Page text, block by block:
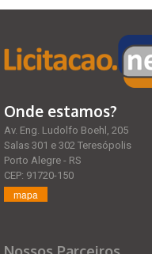
Onde estamos?
Av. Eng. Ludolfo Boehl, 205
Salas 301 e 302 Teresópolis
Porto Alegre - RS
CEP: 91720-150
mapa